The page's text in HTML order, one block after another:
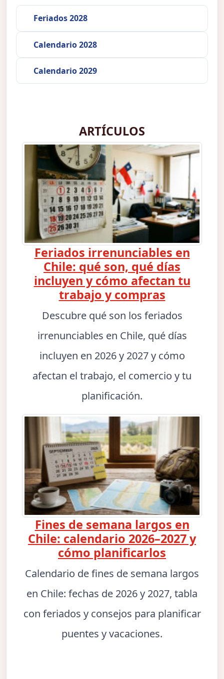
Feriados 2028
Calendario 2028
Calendario 2029
ARTÍCULOS
Feriados irrenunciables en
Chile: qué son, qué días
incluyen y cómo afectan tu
trabajo y compras
Descubre qué son los feriados
irrenunciables en Chile, qué días
incluyen en 2026 y 2027 y cómo
afectan el trabajo, el comercio y tu
planificación.
Fines de semana largos en
Chile: calendario 2026–2027 y
cómo planificarlos
Calendario de fines de semana largos
en Chile: fechas de 2026 y 2027, tabla
con feriados y consejos para planificar
puentes y vacaciones.